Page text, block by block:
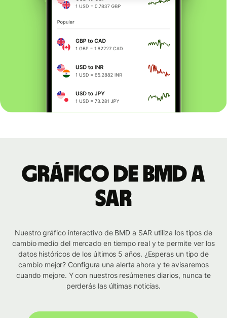
Gráfico de BMD a
SAR
Nuestro gráfico interactivo de BMD a SAR utiliza los tipos de
cambio medio del mercado en tiempo real y te permite ver los
datos históricos de los últimos 5 años. ¿Esperas un tipo de
cambio mejor? Configura una alerta ahora y te avisaremos
cuando mejore. Y con nuestros resúmenes diarios, nunca te
perderás las últimas noticias.